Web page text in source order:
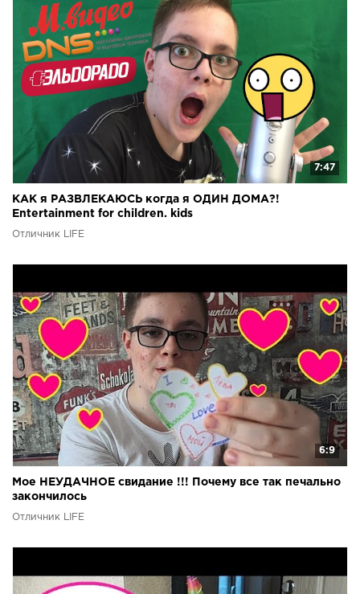
7:47
КАК я РАЗВЛЕКАЮСЬ когда я ОДИН ДОМА?!
Entertainment for children. kids
Отличник LIFE
6:9
Мое НЕУДАЧНОЕ свидание !!! Почему все так печально
закончилось
Отличник LIFE